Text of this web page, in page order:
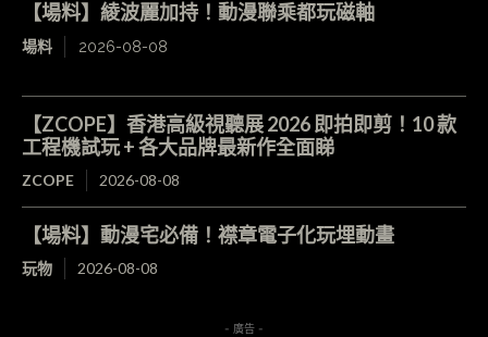
【場料】綾波麗加持！動漫聯乘都玩磁軸
場料 2026-08-08
【ZCOPE】香港高級視聽展 2026 即拍即剪！10 款
工程機試玩 + 各大品牌最新作全面睇
ZCOPE 2026-08-08
【場料】動漫宅必備！襟章電子化玩埋動畫
玩物 2026-08-08
- 廣告 -